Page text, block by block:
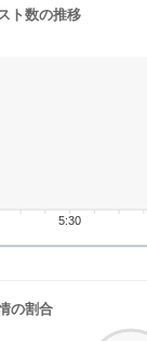
ト数の推移
5:30
の割合